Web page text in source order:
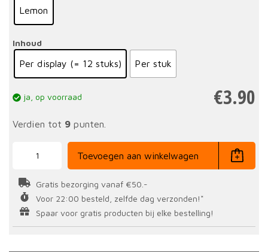
Lemon
Inhoud
Per display (= 12 stuks) Per stuk
ja, op voorraad €3.90
Verdien tot 9 punten.
gr
aantal
Toevoegen aan winkelwagen
Gratis bezorging vanaf €50.-
Voor 22:00 besteld, zelfde dag verzonden!*
Spaar voor gratis producten bij elke bestelling!